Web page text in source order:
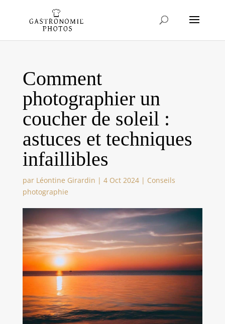
Comment
photographier un
coucher de soleil :
astuces et techniques
infaillibles
par Léontine Girardin | 4 Oct 2024| Conseils
photographie